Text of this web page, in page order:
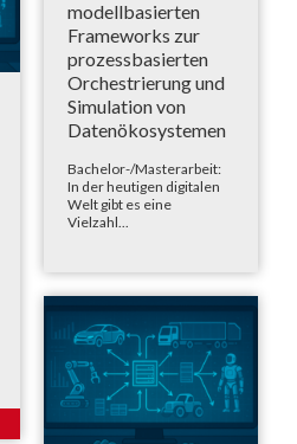
modellbasierten
Frameworks zur
prozessbasierten
Orchestrierung und
Simulation von
Datenökosystemen
Bachelor-/Masterarbeit:
In der heutigen digitalen
Welt gibt es eine
Vielzahl...